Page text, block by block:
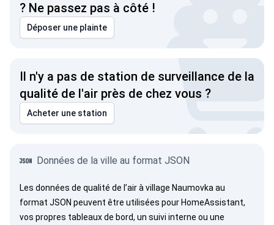
? Ne passez pas à côté !
Déposer une plainte
Il n'y a pas de station de surveillance de la
qualité de l'air près de chez vous ?
Acheter une station
Données de la ville au format JSON
Les données de qualité de l’air à village Naumovka au
format JSON peuvent être utilisées pour HomeAssistant,
vos propres tableaux de bord, un suivi interne ou une